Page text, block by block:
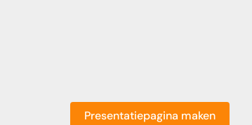
Presentatiepagina maken